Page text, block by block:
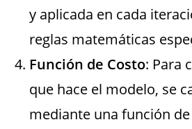
y aplicada en cada
reglas matemáticas
Función de Costo: Para
que hace el modelo, se
mediante una función